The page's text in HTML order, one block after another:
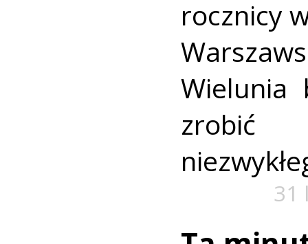
rocznicy
Wielunia
zrobić
31